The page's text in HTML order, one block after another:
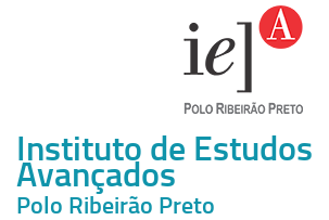
Instituto de Estudos
Avançados
Polo Ribeirão Preto